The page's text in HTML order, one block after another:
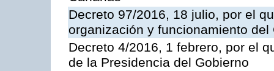
Decreto 97/2016, 18 julio, por el
organización y funcionamiento
Decreto 4/2016, 1 febrero, por el
de la Presidencia del Gobierno